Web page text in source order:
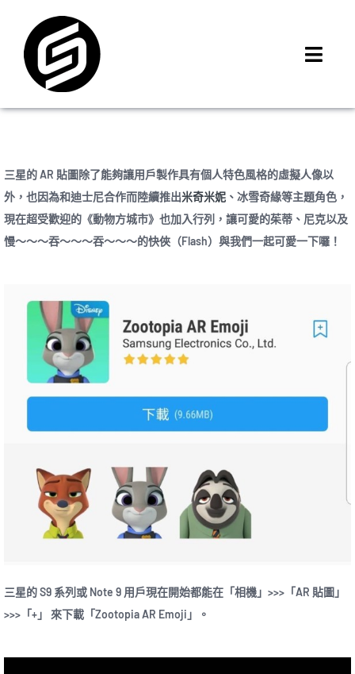
content
iPhone 回收價
線上商城
3C租賃
最新資訊
聯絡我們
三星的 AR 貼圖除了能夠讓用戶製作具有個人特色風格的虛擬人像以
外，也因為和迪士尼合作而陸續推出米奇米妮 、冰雪奇緣等主題角色，
現在超受歡迎的《動物方城市》也加入行列，讓可愛的茱蒂、尼克以及
慢～～～吞～～～吞～～～的快俠（Flash）與我們一起可愛一下囉！
三星的 S9 系列或 Note 9 用戶現在開始都能在「相機」>>>「AR 貼圖」
>>>「+」 來下載「Zootopia AR Emoji」。